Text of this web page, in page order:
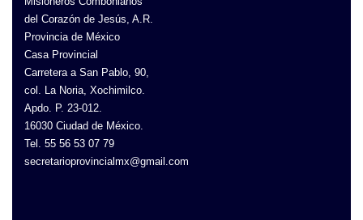
del Corazón de Jesús, A.R.
Provincia de México
Casa Provincial
Carretera a San Pablo, 90,
col. La Noria, Xochimilco.
Apdo. P. 23-012.
16030 Ciudad de México.
Tel. 55 56 53 07 79
secretarioprovincialmx@gmail.com